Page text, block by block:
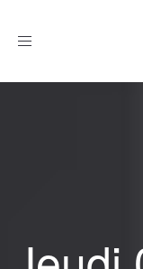
Afficher